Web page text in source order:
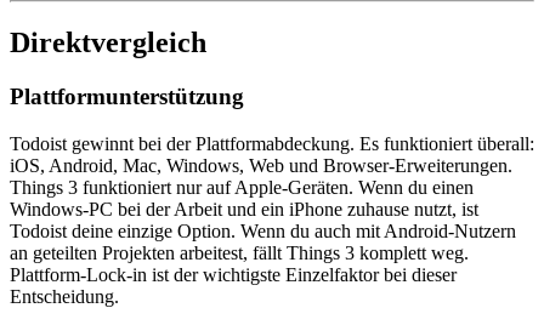
Direktvergleich
Plattformunterstützung
Todoist gewinnt bei der Plattformabdeckung. Es funktioniert überall:
iOS, Android, Mac, Windows, Web und Browser-Erweiterungen.
Things 3 funktioniert nur auf Apple-Geräten. Wenn du einen
Windows-PC bei der Arbeit und ein iPhone zuhause nutzt, ist
Todoist deine einzige Option. Wenn du auch mit Android-Nutzern
an geteilten Projekten arbeitest, fällt Things 3 komplett weg.
Plattform-Lock-in ist der wichtigste Einzelfaktor bei dieser
Entscheidung.